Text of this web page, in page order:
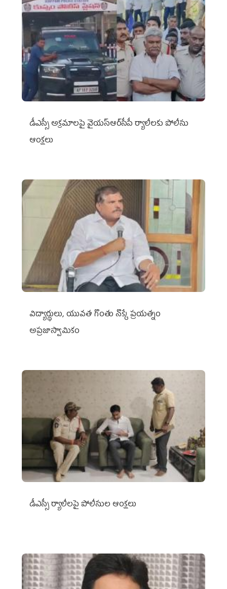
డీఎస్సీ అక్రమాలపై వైయ‌స్ఆర్‌సీపీ ర్యాలీలకు పోలీసు
ఆంక్షలు
విద్యార్థులు, యువత గొంతు నొక్కే ప్రయత్నం
అప్రజాస్వామికం
డీఎస్సీ ర్యాలీలపై పోలీసుల ఆంక్షలు